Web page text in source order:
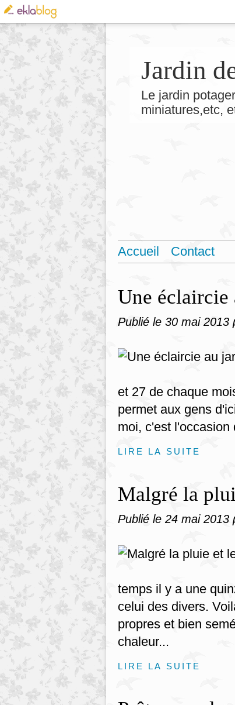
Jardin
Le jardin
miniatures,etc,
Accueil Contact
Une éclaircie
Publié le 30 mai 2013
et 27 de chaque
permet aux gens
moi, c'est l'occasion
LIRE LA SUITE
Malgré la
Publié le 24 mai 2013
temps il y a une
celui des divers.
propres et bien
chaleur...
LIRE LA SUITE